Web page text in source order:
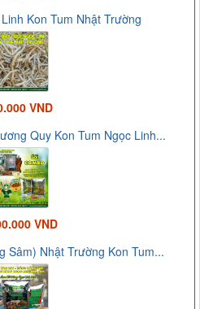
Kon Tum Nhật Trường
VND
Quy Kon Tum Ngọc Linh...
VND
Sâm) Nhật Trường Kon Tum...